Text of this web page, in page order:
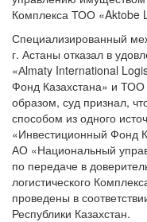
Комплекса ТОО «Aktobe
Специализированный
г. Астаны отказал в
«Аlmaty International
Фонд Казахстана» и
образом, суд признал,
способом из одного
«Инвестиционный Фонд
АО «Национальный
по передаче в
логистического
проведены в
Республики Казахстан.